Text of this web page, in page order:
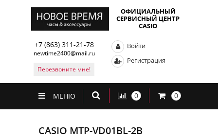
ОФИЦИАЛЬНЫЙ
СЕРВИСНЫЙ ЦЕНТР
CASIO
+7 (863) 311-21-78
newtime2400@mail.ru
Перезвоните мне!
Войти
Регистрация
МЕНЮ 0 0
CASIO MTP-VD01BL-2B